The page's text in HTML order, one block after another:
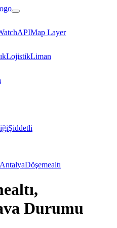
APIMap Layer
LojistikLiman
Şiddetli
AntalyaDöşemealtı
Durumu